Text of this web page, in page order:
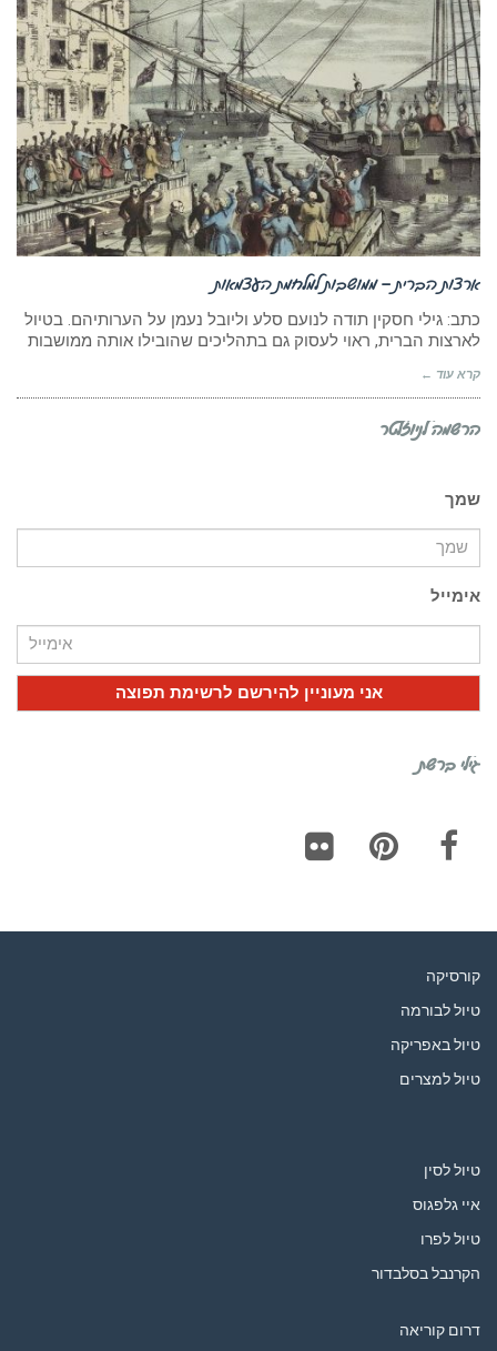
ארצות הברית – ממושבות למלחמת העצמאות
כתב: גילי חסקין תודה לנועם סלע וליובל נעמן על הערותיהם. בטיול
לארצות הברית, ראוי לעסוק גם בתהליכים שהובילו אותה ממושבות
קרא עוד ←
הרשמה לניוזלטר
שמך
אימייל
גילי ברשת
קורסיקה
טיול לבורמה
טיול באפריקה
טיול למצרים
טיול לסין
איי גלפגוס
טיול לפרו
הקרנבל בסלבדור
דרום קוריאה